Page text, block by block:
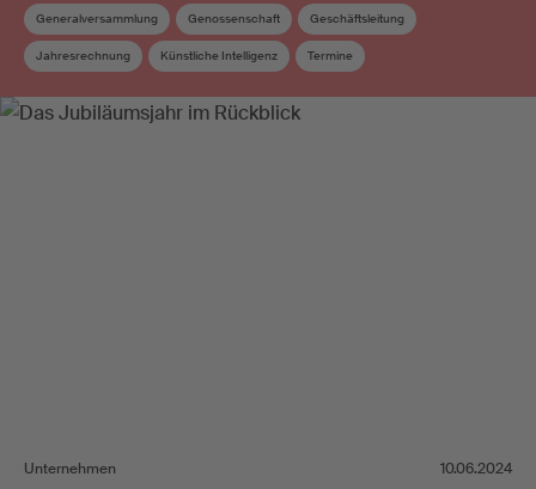
Generalversammlung Genossenschaft Geschäftsleitung
Jahresrechnung Künstliche Intelligenz Termine
Unternehmen 10.06.2024